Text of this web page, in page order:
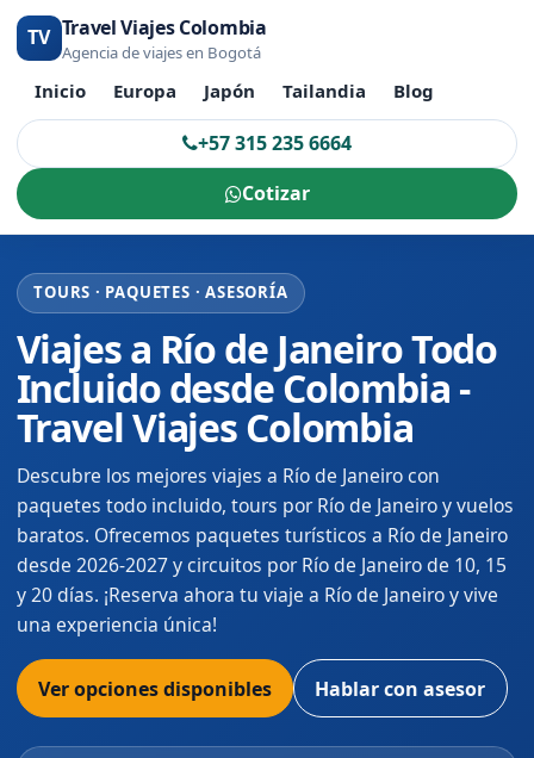
TV Travel Viajes Colombia
Agencia de viajes en Bogotá
Inicio Europa Japón Tailandia Blog
+57 315 235 6664
Cotizar
TOURS · PAQUETES · ASESORÍA
Viajes a Río de Janeiro Todo
Incluido desde Colombia -
Travel Viajes Colombia
Descubre los mejores viajes a Río de Janeiro con
paquetes todo incluido, tours por Río de Janeiro y vuelos
baratos. Ofrecemos paquetes turísticos a Río de Janeiro
desde 2026-2027 y circuitos por Río de Janeiro de 10, 15
y 20 días. ¡Reserva ahora tu viaje a Río de Janeiro y vive
una experiencia única!
Ver opciones disponibles Hablar con asesor